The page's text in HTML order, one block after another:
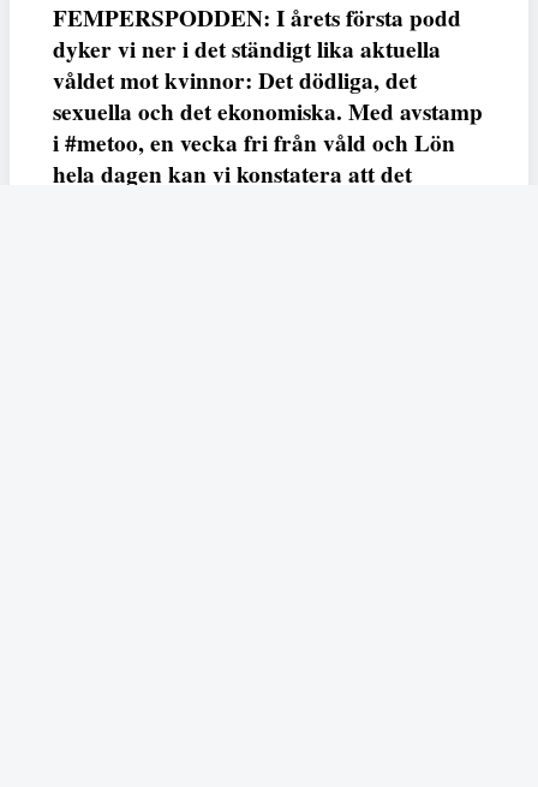
FEMPERSPODDEN: I årets första podd
dyker vi ner i det ständigt lika aktuella
våldet mot kvinnor: Det dödliga, det
sexuella och det ekonomiska. Med avstamp
i #metoo, en vecka fri från våld och Lön
hela dagen kan vi konstatera att det